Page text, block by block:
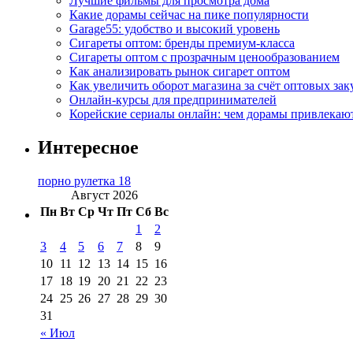
Какие дорамы сейчас на пике популярности
Garage55: удобство и высокий уровень
Сигареты оптом: бренды премиум-класса
Сигареты оптом с прозрачным ценообразованием
Как анализировать рынок сигарет оптом
Как увеличить оборот магазина за счёт оптовых
Онлайн-курсы для предпринимателей
Корейские сериалы онлайн: чем дорамы
Интересное
порно рулетка 18
Август 2026
Пн Вт Ср Чт Пт Сб Вс
« Июл
1
2
3
4 5 6 7 8
9
10 11 12 13 14 15 16
17 18 19 20 21 22 23
24 25 26 27 28 29 30
31